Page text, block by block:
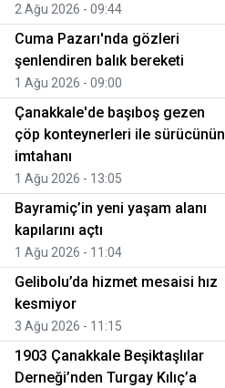
2 Ağu 2026 - 09:44
Cuma Pazarı'nda gözleri
şenlendiren balık bereketi
1 Ağu 2026 - 09:00
Çanakkale'de başıboş gezen
çöp konteynerleri ile sürücünün
imtahanı
1 Ağu 2026 - 13:05
Bayramiç’in yeni yaşam alanı
kapılarını açtı
1 Ağu 2026 - 11:04
Gelibolu’da hizmet mesaisi hız
kesmiyor
3 Ağu 2026 - 11:15
1903 Çanakkale Beşiktaşlılar
Derneği’nden Turgay Kılıç’a